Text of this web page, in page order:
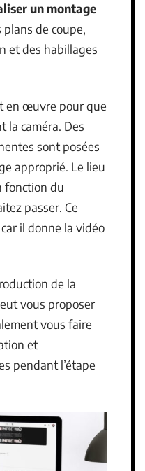
un montage
de coupe,
et des habillages
en œuvre pour que
la caméra. Des
sont posées
approprié. Le lieu
fonction du
passer. Ce
il donne la vidéo
de la
vous proposer
vous faire
et
pendant l’étape